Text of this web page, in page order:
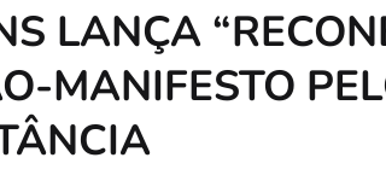
LANÇA
MANIFESTO